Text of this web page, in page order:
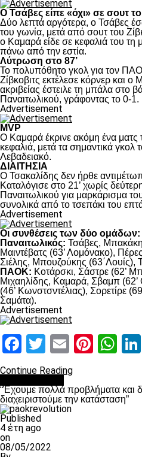
Ο Τσάβες είπε «όχι» σε σουτ
Δύο λεπτά αργότερα, ο Τσάβες
του γωνία, μετά από σουτ του
ο Καμαρά είδε σε κεφαλιά του τη
πάνω από την εστία.
Λύτρωση στο 87’
Το πολυπόθητο γκολ για τον
Ζίβκοβιτς εκτέλεσε κόρνερ και ο
ακριβείας έστειλε τη μπάλα στο
Παναιτωλικού, γράφοντας το 0-1.
Advertisement
MVP
Ο Καμαρά έκρινε ακόμη ένα
κεφαλιά, μετά τα σημαντικά γκολ
Λεβαδειακό.
ΔΙΑΙΤΗΣΙΑ
Ο Τσακαλίδης δεν ήρθε
Καταλόγισε στο 21’ χωρίς
Παναιτωλικού για μαρκάρισμα
συνολικά από το τσεπάκι του επτά
Advertisement
Οι συνθέσεις των δύο ομάδων:
Παναιτωλικός: Τσάβες,
Μαιντέβατς (63’ Λομόνακο),
Σιέλης, Μπουζούκης (63΄Λουίς),
ΠΑΟΚ: Κοτάρσκι, Σάστρε (62’
Μιχαηλίδης, Καμαρά, Σβαμπ (62’
(46’ Κωνστσντέλιας), Σορετίρε
Σαμάτα).
Advertisement
Facebook
Twitter
Email
Continue Reading
“Έχουμε πολλά προβλήματα και
διαχειριστούμε την κατάσταση”
Published
4 έτη ago
on
08/05/2022